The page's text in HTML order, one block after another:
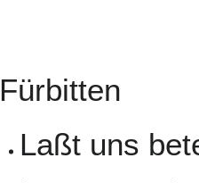
Fürbitten
Laßt uns